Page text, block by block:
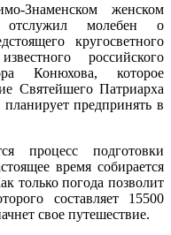
Знаменском женском
молебен о
кругосветного
российского
Конюхова, которое
Святейшего Патриарха
предпринять в
процесс подготовки
время собирается
только погода позволит
составляет 15500
свое путешествие.